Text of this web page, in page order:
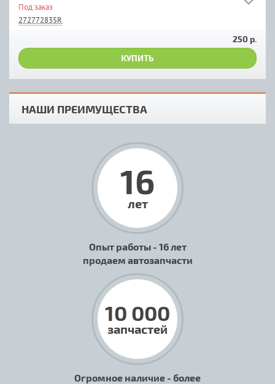
Под заказ
272772835R
250 р.
КУПИТЬ
НАШИ ПРЕИМУЩЕСТВА
16
лет
Опыт работы - 16 лет
продаем автозапчасти
10 000
запчастей
Огромное наличие - более